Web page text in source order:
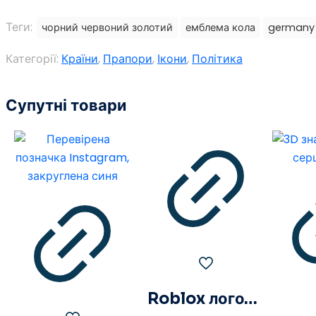
Теги:
чорний червоний золотий емблема кола
Категорії: Країни, Прапори, Ікони, Політика
Супутні товари
Roblox логотип знак значок